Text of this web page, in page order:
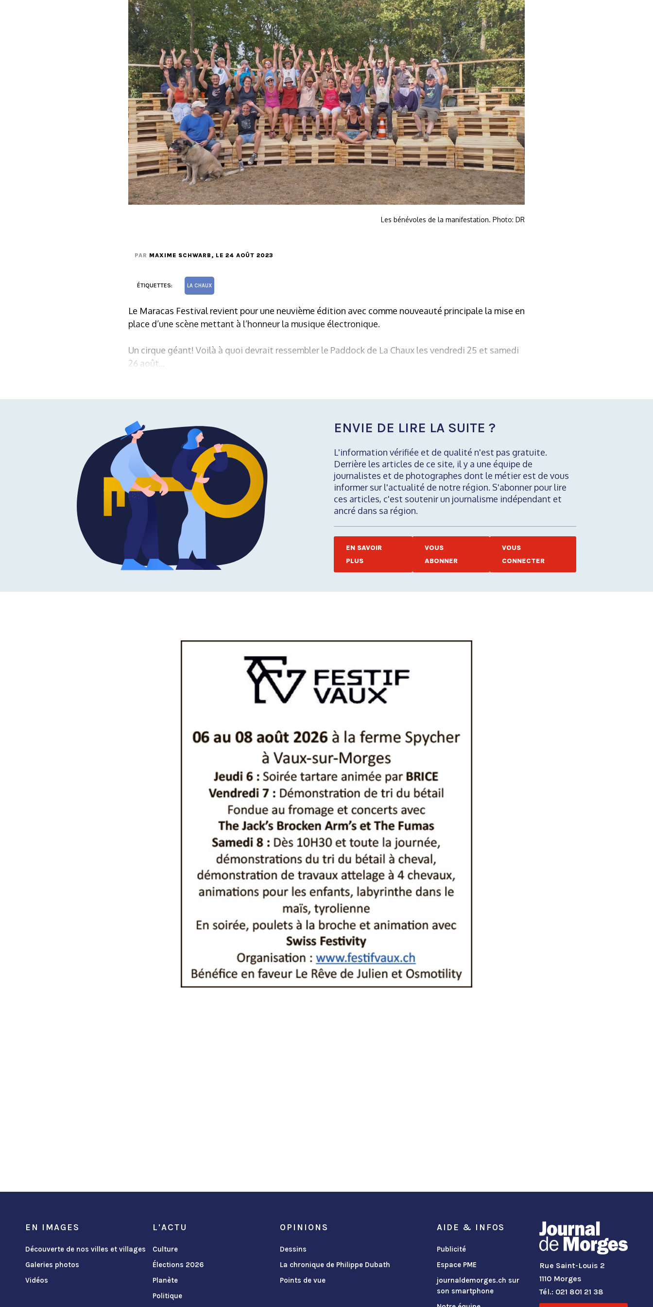
Les bénévoles de la manifestation. Photo: DR
PAR MAXIME SCHWARB , LE 24 AOÛT 2023
ÉTIQUETTES: LA CHAUX
Le Maracas Festival revient pour une neuvième édition avec comme nouveauté principale la mise en
place d’une scène mettant à l’honneur la musique électronique.
Un cirque géant! Voilà à quoi devrait ressembler le Paddock de La Chaux les vendredi 25 et samedi
26 août...
ENVIE DE LIRE LA SUITE ?
L'information vérifiée et de qualité n'est pas gratuite.
Derrière les articles de ce site, il y a une équipe de
journalistes et de photographes dont le métier est de vous
informer sur l'actualité de notre région. S'abonner pour lire
ces articles, c'est soutenir un journalisme indépendant et
ancré dans sa région.
EN SAVOIR
PLUS
VOUS
ABONNER
VOUS
CONNECTER
EN IMAGES
Découverte de nos villes et villages
Galeries photos
Vidéos
L'ACTU
Culture
Élections 2026
Planète
Politique
OPINIONS
Dessins
La chronique de Philippe Dubath
Points de vue
AIDE & INFOS
Publicité
Espace PME
journaldemorges.ch sur
son smartphone
Rue Saint-Louis 2
1110 Morges
Tél.: 021 801 21 38